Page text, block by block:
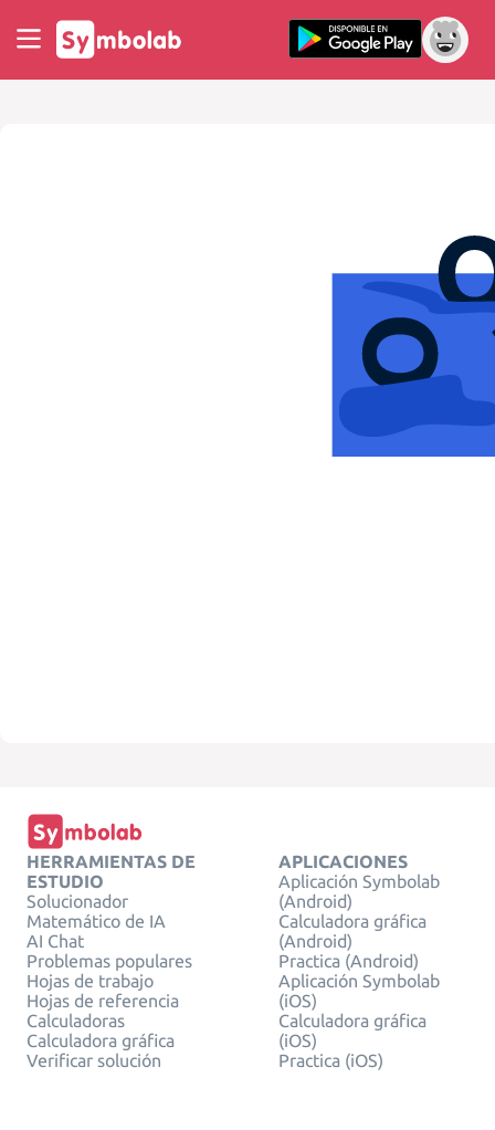
HERRAMIENTAS DE
ESTUDIO
Solucionador
Matemático de IA
AI Chat
Problemas populares
Hojas de trabajo
Hojas de referencia
Calculadoras
Calculadora gráfica
Verificar solución
APLICACIONES
Aplicación Symbolab
(Android)
Calculadora gráfica
(Android)
Practica (Android)
Aplicación Symbolab
(iOS)
Calculadora gráfica
(iOS)
Practica (iOS)